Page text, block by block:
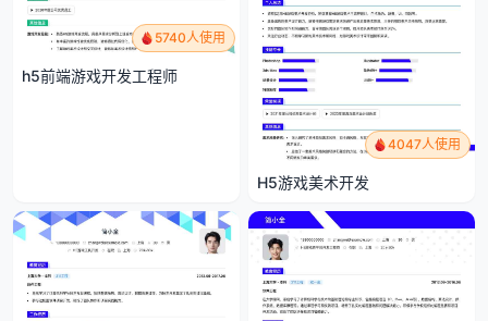
5740人使用
h5前端游戏开发工程师
4047人使用
H5游戏美术开发